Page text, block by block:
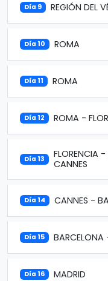
Día 9 REGIÓN DEL
Día 10 ROMA
Día 11 ROMA
Día 12 ROMA -
Día 13
FLORENCIA -
CANNES
Día 14 CANNES -
Día 15 BARCELONA
Día 16 MADRID